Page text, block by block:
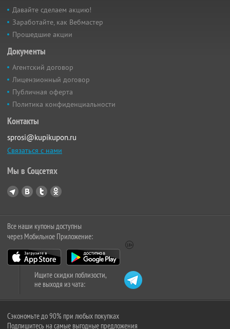
Давайте сделаем акцию!
Заработайте, как Вебмастер
Прошедшие акции
Документы
Агентский договор
Лицензионный договор
Публичная оферта
Политика конфиденциальности
Контакты
sprosi@kupikupon.ru
Связаться с нами
Мы в Соцсетях
Все наши купоны доступны
через Мобильное Приложение:
Ищите скидки поблизости,
не выходя из чата:
Сэкономьте до 90% при любых покупках
Подпишитесь на самые выгодные предложения